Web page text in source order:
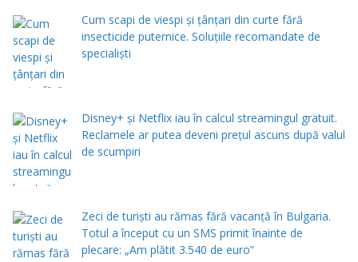
Cum scapi de viespi și țânțari din curte fără
insecticide puternice. Soluțiile recomandate de
specialiști
Disney+ și Netflix iau în calcul streamingul gratuit.
Reclamele ar putea deveni prețul ascuns după valul
de scumpiri
Zeci de turiști au rămas fără vacanță în Bulgaria.
Totul a început cu un SMS primit înainte de
plecare: „Am plătit 3.540 de euro”